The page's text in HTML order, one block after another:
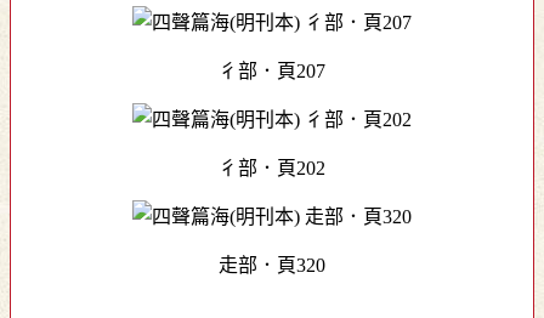
彳部．頁207
彳部．頁202
走部．頁320